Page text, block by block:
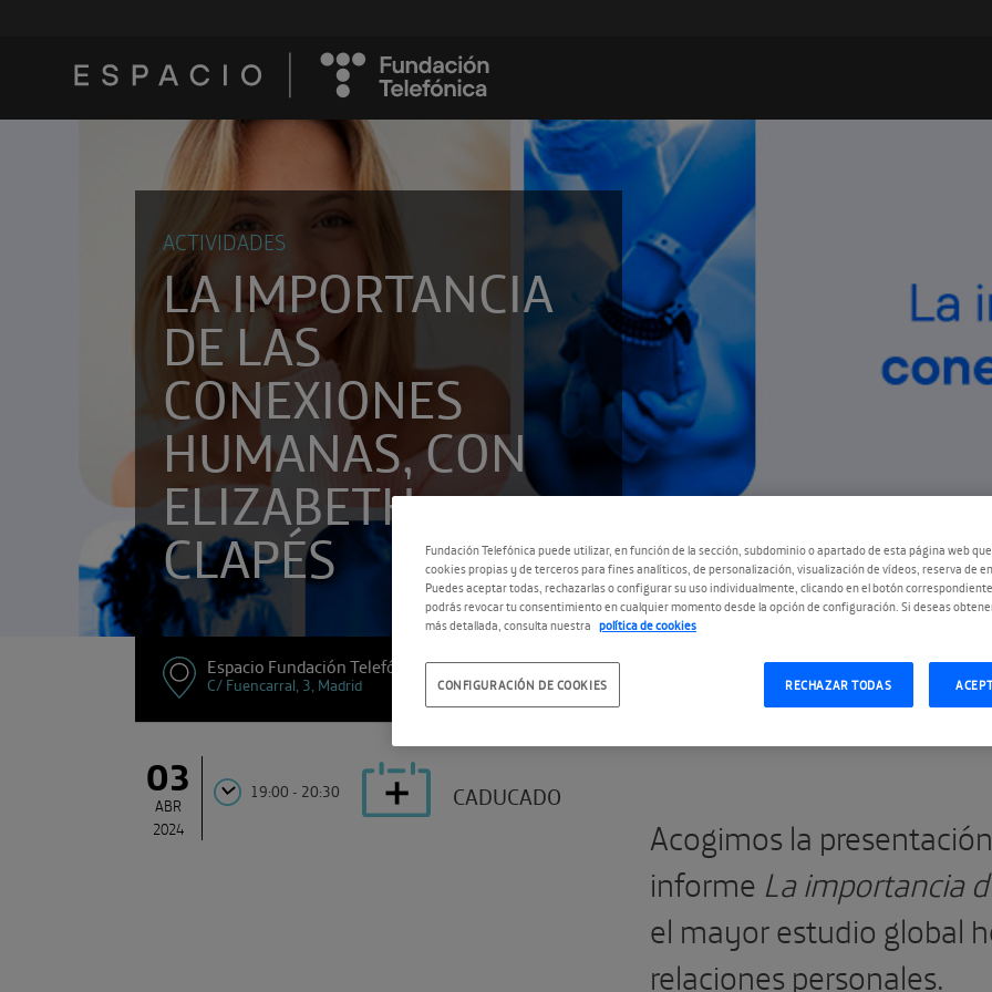
ACTIVIDADES
LA IMPORTANCIA
DE LAS
CONEXIONES
HUMANAS, CON
ELIZABETH
CLAPÉS
Espacio Fundación Telefónica
C/ Fuencarral, 3, Madrid #MejorConectados
03
ABR
2024
19:00 - 20:30 CADUCADO
Acogimos la
informe La importancia
el mayor estudio global
relaciones personales.
Fundación Telefónica puede utilizar, en función de la sección, subdominio o apartado de esta página web
cookies propias y de terceros para fines analíticos, de personalización, visualización de vídeos, reserva de
Puedes aceptar todas, rechazarlas o configurar su uso individualmente, clicando en el botón
podrás revocar tu consentimiento en cualquier momento desde la opción de configuración. Si deseas
más detallada, consulta nuestra política de cookies
RECHAZAR TODAS
CONFIGURACIÓN DE COOKIES